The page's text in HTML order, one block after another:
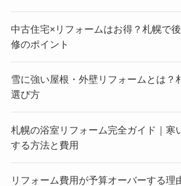
中古住宅×リフォームはお得？札幌で
修のポイント
雪に強い屋根・外壁リフォームとは？
選び方
札幌の浴室リフォーム完全ガイド｜寒
する方法と費用
リフォーム費用が予算オーバーする理